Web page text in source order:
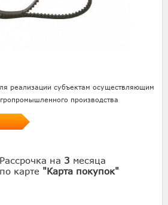
реализации субъектам осуществляющим
производства
Рассрочка на 3 месяца
по карте "Карта покупок"